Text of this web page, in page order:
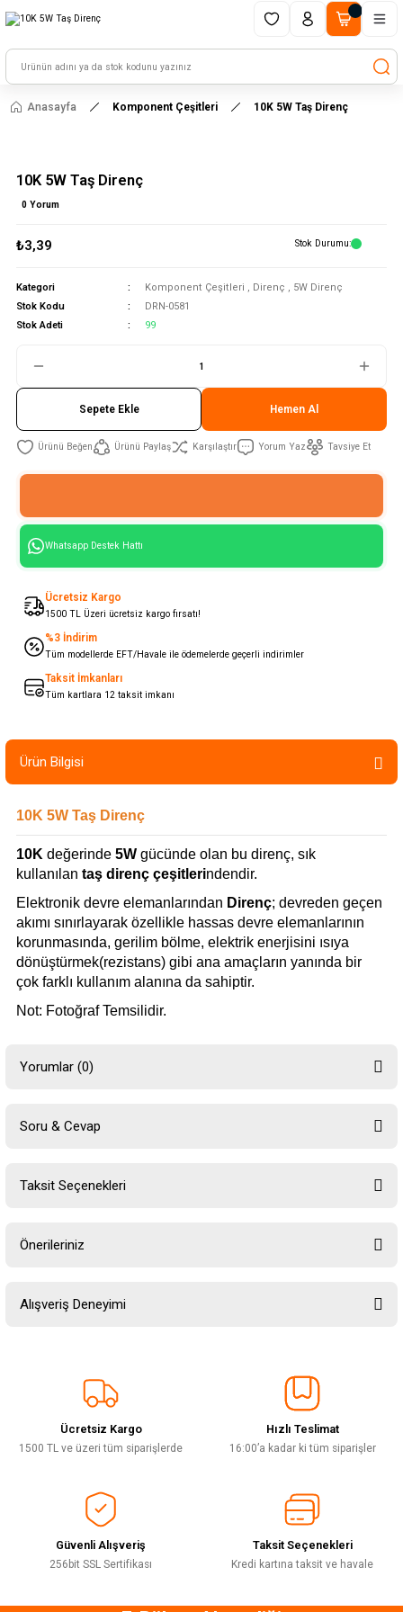
HAYAL ET - TASARLA - ÇALIŞTIR
Anasayfa Komponent Çeşitleri 10K 5W Taş Direnç
10K 5W Taş Direnç
0 Yorum
₺3,39 Stok Durumu
Kategori Komponent Çeşitleri , Direnç , 5W Direnç
Stok Kodu
DRN-0581
Stok Adeti
99
Sepete Ekle Hemen Al
Ürünü Paylaş Karşılaştır Yorum Yaz Tavsiye Et
Whatsapp Destek Hattı
Ücretsiz Kargo
1500 TL Üzeri ücretsiz kargo fırsatı!
%3 İndirim
Tüm modellerde EFT/Havale ile ödemelerde geçerli indirimler
Taksit İmkanları
Tüm kartlara 12 taksit imkanı
Ürün Bilgisi
10K 5W Taş Direnç
10K değerinde 5W gücünde olan bu direnç, sık
kullanılan taş direnç çeşitlerindendir.
Elektronik devre elemanlarından Direnç; devreden geçen
akımı sınırlayarak özellikle hassas devre elemanlarının
korunmasında, gerilim bölme, elektrik enerjisini ısıya
dönüştürmek(rezistans) gibi ana amaçların yanında bir
çok farklı kullanım alanına da sahiptir.
Not: Fotoğraf Temsilidir.
Yorumlar (0)
Soru & Cevap
Taksit Seçenekleri
Önerileriniz
Bu ürünün fiyat bilgisi, resim, ürün açıklamalarında ve diğer konularda
yetersiz gördüğünüz noktaları öneri formunu kullanarak tarafımıza
Ürün resmi kalitesiz, bozuk veya görüntülenemiyor.
Ürün açıklamasında eksik bilgiler bulunuyor.
Ürün bilgilerinde hatalar bulunuyor.
Bu ürüne benzer farklı alternatifler olmalı.
Alışveriş Deneyimi
Deneyimini Paylaş
Ücretsiz Kargo
1500 TL ve üzeri tüm siparişlerde
Hızlı Teslimat
16:00’a kadar ki tüm siparişler
Güvenli Alışveriş
256bit SSL Sertifikası
Taksit Seçenekleri
Kredi kartına taksit ve havale